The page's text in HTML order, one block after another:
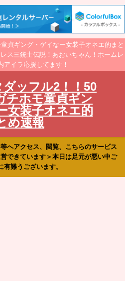
貞ギング・ゲイなー女装子オネエ的まと
ス三銃士伝説！あおいちゃん！ホームレ
アイラ応援してます！
ッフル2！！50
チホモ童貞ギン
女装子オネエ的
め速報
へアクセス、閲覧、こちらのサービス
できています＞本日は足元が悪い中ご
有難うございます。